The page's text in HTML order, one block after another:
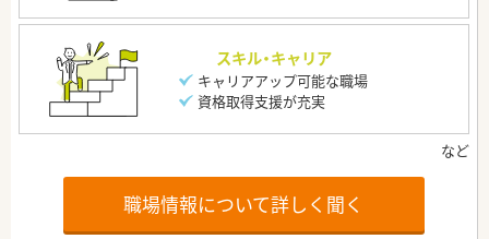
スキル・キャリア
キャリアアップ可能な職場
資格取得支援が充実
職場情報について詳しく聞く